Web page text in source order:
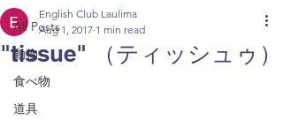
All Posts
動物
食べ物
道具
"tissue" （ティッシュゥ）
English Club Laulima
Aug 1, 2017 1 min read